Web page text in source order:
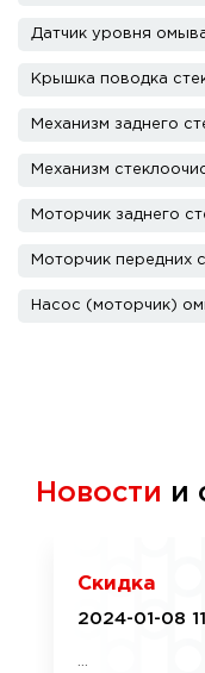
Датчик уровня
Крышка поводка
Механизм заднего
Механизм
Моторчик заднего
Моторчик передних
Насос (моторчик)
Новости и
Скидка
2024-01-08